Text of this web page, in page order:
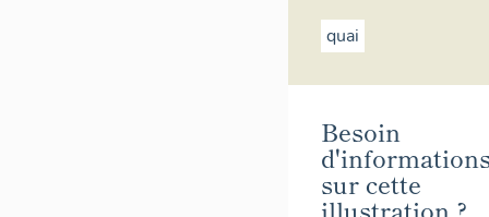
quai
Besoin
sur cette
illustration ?